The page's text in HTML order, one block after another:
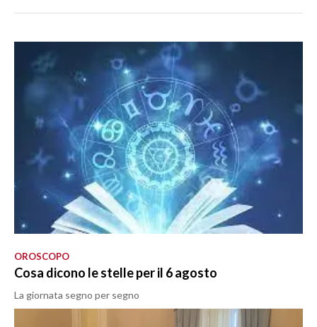
OROSCOPO
Cosa dicono le stelle per il 6 agosto
La giornata segno per segno